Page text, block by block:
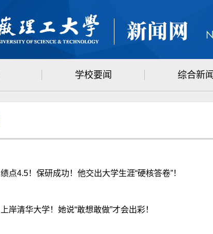
学校要闻 综合新闻
绩点4.5！保研成功！他交出大学生涯“硬核答卷”！
上岸清华大学！她说“敢想敢做”才会出彩！